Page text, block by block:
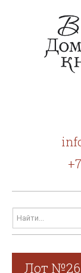
Лот